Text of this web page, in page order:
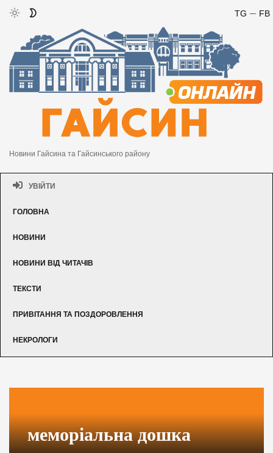
FB
TG
Новини Гайсина та Гайсинського району
УВІЙТИ
ГОЛОВНА
НОВИНИ
НОВИНИ ВІД ЧИТАЧІВ
ТЕКСТИ
ПРИВІТАННЯ ТА ПОЗДОРОВЛЕННЯ
НЕКРОЛОГИ
меморіальна дошка